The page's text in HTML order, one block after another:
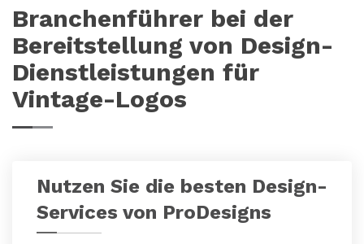
Branchenführer bei der
Bereitstellung von Design-
Dienstleistungen für
Vintage-Logos
Nutzen Sie die besten Design-
Services von ProDesigns